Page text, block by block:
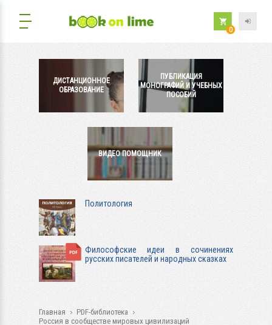
0
ДИСТАНЦИОННОЕ
ОБРАЗОВАНИЕ
ПУБЛИКАЦИЯ
МОНОГРАФИЙ И УЧЕБНЫХ
ПОСОБИЙ
ВИДЕО ПОМОЩНИК
Политология
Философские идеи в сочинениях
русских писателей и народных сказках
Главная
PDF-библиотека
Россия в сообществе мировых цивилизаций